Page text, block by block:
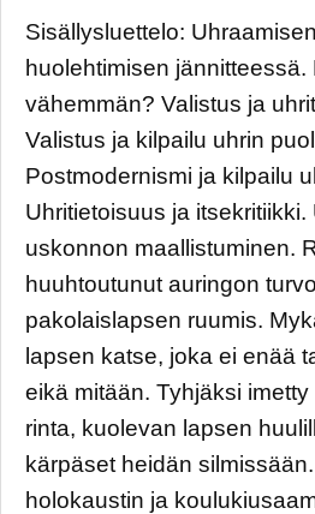
Sisällysluettelo:
huolehtimisen
vähemmän? Valistus ja
Valistus ja kilpailu uhrin
Postmodernismi ja kilpailu
Uhritietoisuus ja itsekritiikki.
uskonnon maallistuminen.
huuhtoutunut auringon
pakolaislapsen ruumis.
lapsen katse, joka ei enää
eikä mitään. Tyhjäksi
rinta, kuolevan lapsen
kärpäset heidän
holokaustin ja